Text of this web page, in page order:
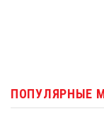
ПОПУЛЯРНЫЕ